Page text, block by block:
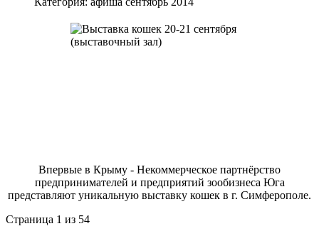
Впервые в Крыму - Некоммерческое партнёрство
предпринимателей и предприятий зообизнеса Юга
представляют уникальную выставку кошек в г. Симферополе.
Страница 1 из 54